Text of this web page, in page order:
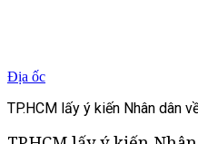
Địa ốc
TP.HCM lấy ý kiến Nhân dân